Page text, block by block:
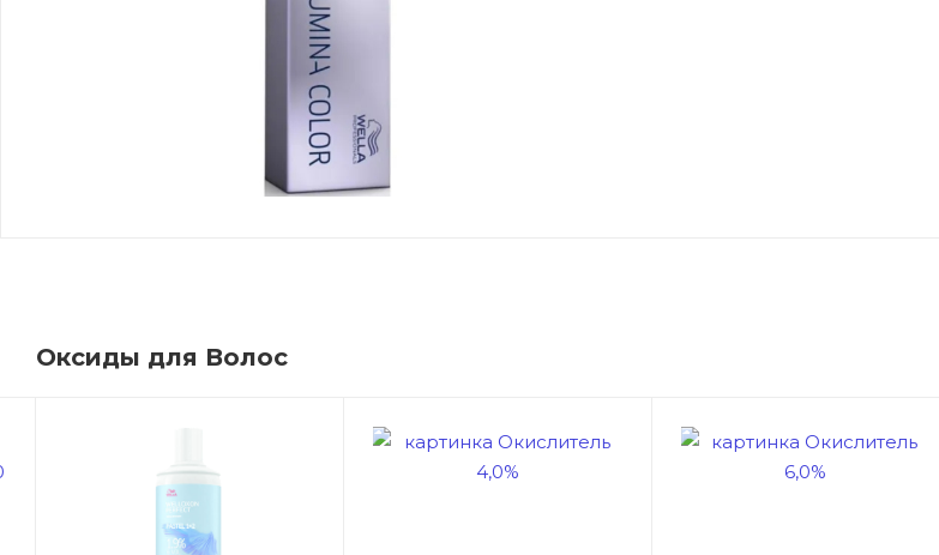
Оксиды для Волос